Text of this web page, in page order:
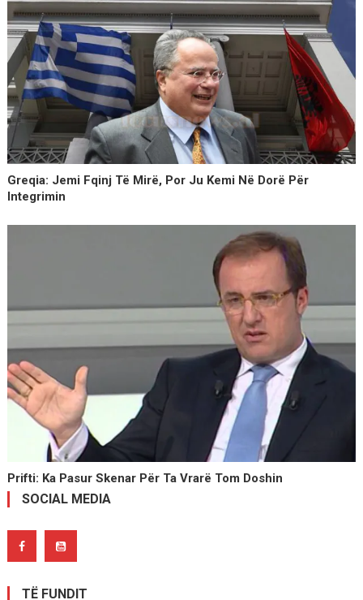
Greqia: Jemi Fqinj Të Mirë, Por Ju Kemi Në Dorë Për
Integrimin
Prifti: Ka Pasur Skenar Për Ta Vrarë Tom Doshin
SOCIAL MEDIA
TË FUNDIT